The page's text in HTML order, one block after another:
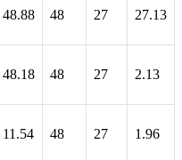
48.88 48 27 27.13
48.18 48 27 2.13
11.54 48 27 1.96